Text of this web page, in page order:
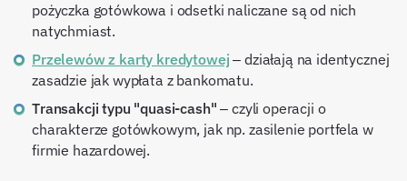
pożyczka gotówkowa i odsetki naliczane są od nich
natychmiast.
Przelewów z karty kredytowej – działają na identycznej
zasadzie jak wypłata z bankomatu.
Transakcji typu "quasi-cash" – czyli operacji o
charakterze gotówkowym, jak np. zasilenie portfela w
firmie hazardowej.